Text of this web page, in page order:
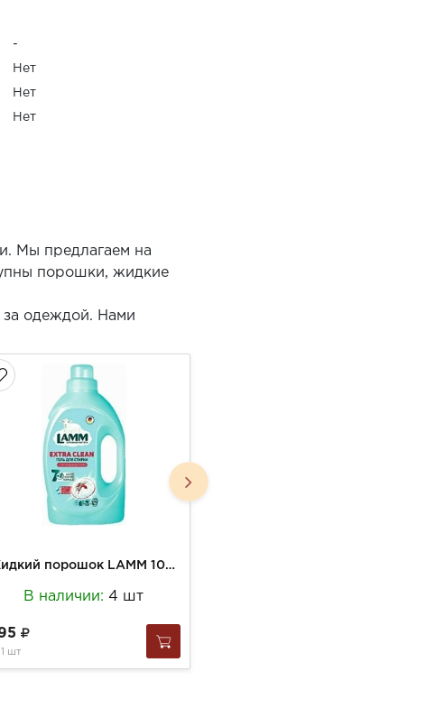
-
Нет
Нет
Нет
Мы предлагаем на
порошки, жидкие
за одеждой. Нами
Жидкий порошок LAMM 1040г стиральный с пятновыводителем
В наличии:4 шт
1 шт